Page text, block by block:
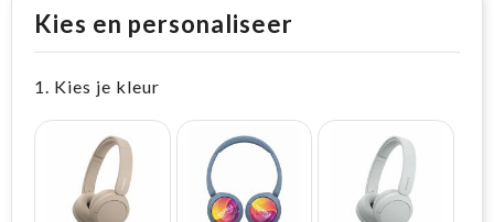
Kies en personaliseer
1. Kies je kleur